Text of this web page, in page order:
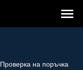
Проверка на поръчка